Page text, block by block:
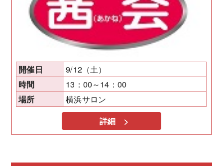
開催日 9/12（土）
時間 13：00～14：00
場所 横浜サロン
詳細 >